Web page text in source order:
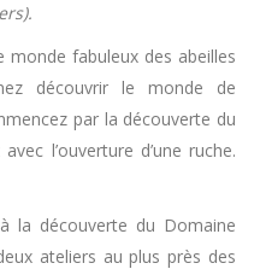
monde fabuleux des abeilles
découvrir le monde de
par la découverte du
l’ouverture d’une ruche.
la découverte du Domaine
ateliers au plus près des